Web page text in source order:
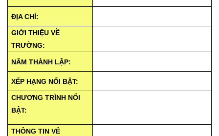
ĐỊA CHỈ:
GIỚI THIỆU VỀ
TRƯỜNG:
NĂM THÀNH LẬP:
XẾP HẠNG NỔI BẬT:
CHƯƠNG TRÌNH NỔI
BẬT:
THÔNG TIN VỀ